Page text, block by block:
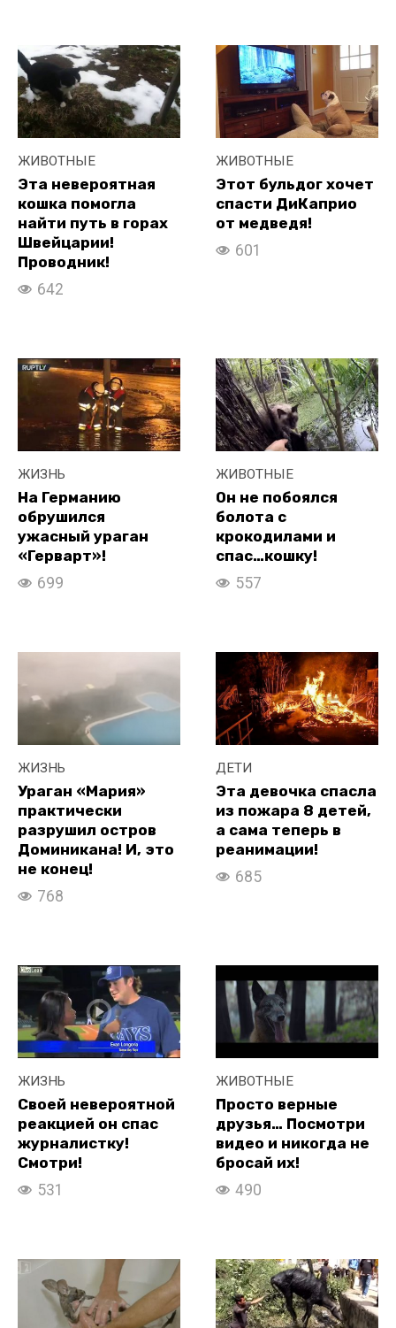
ЖИВОТНЫЕ
Эта невероятная
кошка помогла
найти путь в горах
Швейцарии!
Проводник!
642
ЖИВОТНЫЕ
Этот бульдог хочет
спасти ДиКаприо
от медведя!
601
ЖИЗНЬ
На Германию
обрушился
ужасный ураган
«Герварт»!
699
ЖИВОТНЫЕ
Он не побоялся
болота с
крокодилами и
спас…кошку!
557
ЖИЗНЬ
Ураган «Мария»
практически
разрушил остров
Доминикана! И, это
не конец!
768
ДЕТИ
Эта девочка спасла
из пожара 8 детей,
а сама теперь в
реанимации!
685
ЖИЗНЬ
Своей невероятной
реакцией он спас
журналистку!
Смотри!
531
ЖИВОТНЫЕ
Просто верные
друзья… Посмотри
видео и никогда не
бросай их!
490